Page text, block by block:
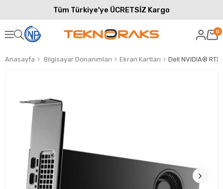
Tüm Türkiye'ye ÜCRETSİZ Kargo
0
Anasayfa Bilgisayar Donanımları Ekran Kartları